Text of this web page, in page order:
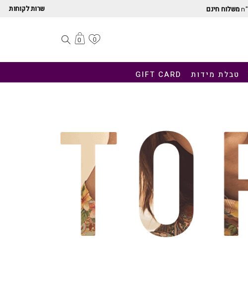
שרות לקוחות משלוח חינם
0 0
טבלת מידות GIFT CARD